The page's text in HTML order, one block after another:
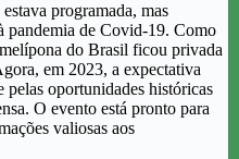
programada, mas
pandemia de Covid-19. Como
do Brasil ficou privada
em 2023, a expectativa
pelas oportunidades históricas
O evento está pronto para
valiosas aos